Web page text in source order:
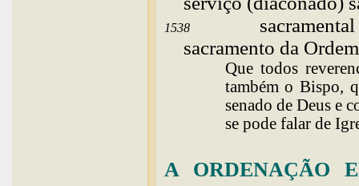
1538
sacramento da
Que todos
também o Bispo,
senado de Deus e
se pode falar de
A ORDENAÇÃO